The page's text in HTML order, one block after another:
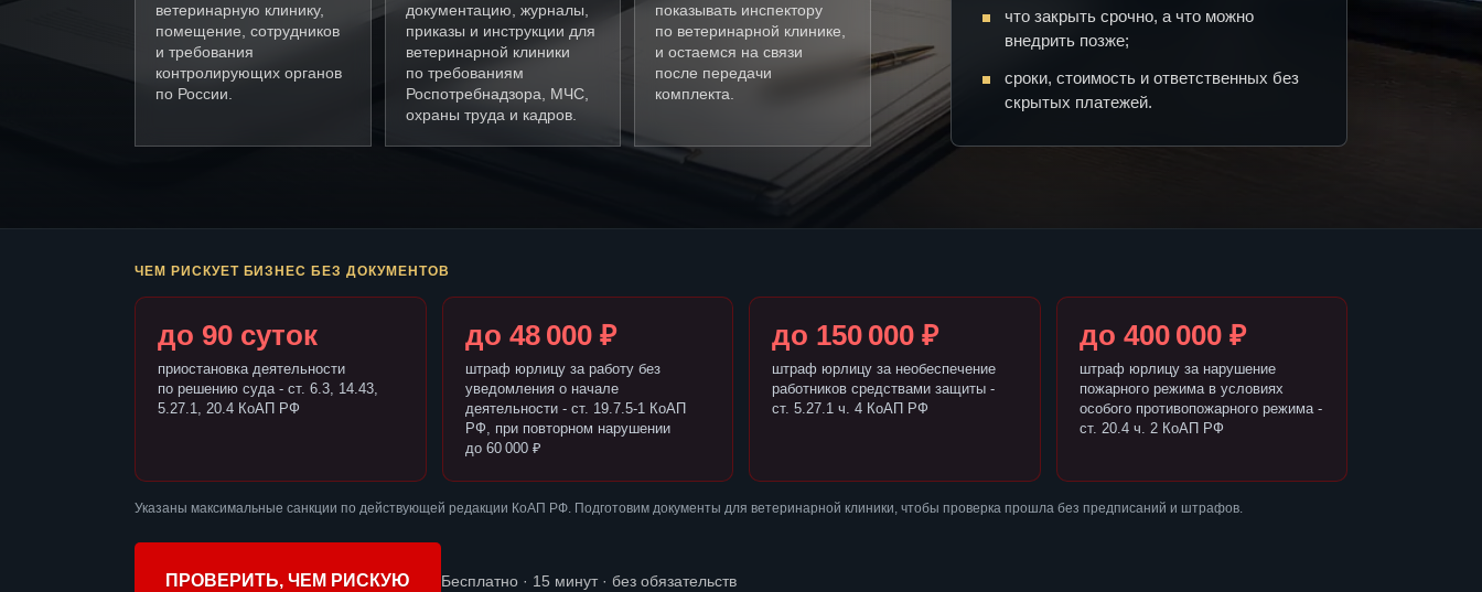
ветеринарную клинику,
помещение, сотрудников
и требования
контролирующих органов
по России.
документацию, журналы,
приказы и инструкции для
ветеринарной клиники
по требованиям
Роспотребнадзора, МЧС,
охраны труда и кадров.
показывать инспектору
по ветеринарной клинике,
и остаемся на связи
после передачи
комплекта.
что закрыть срочно, а что можно
внедрить позже;
сроки, стоимость и ответственных без
скрытых платежей.
ЧЕМ РИСКУЕТ БИЗНЕС БЕЗ ДОКУМЕНТОВ
до 90 суток
приостановка деятельности
по решению суда - ст. 6.3, 14.43,
5.27.1, 20.4 КоАП РФ
до 48 000 ₽
штраф юрлицу за работу без
уведомления о начале
деятельности - ст. 19.7.5-1 КоАП
РФ, при повторном нарушении
до 60 000 ₽
до 150 000 ₽
штраф юрлицу за необеспечение
работников средствами защиты -
ст. 5.27.1 ч. 4 КоАП РФ
до 400 000 ₽
штраф юрлицу за нарушение
пожарного режима в условиях
особого противопожарного режима -
ст. 20.4 ч. 2 КоАП РФ
Указаны максимальные санкции по действующей редакции КоАП РФ. Подготовим документы для ветеринарной клиники, чтобы проверка прошла без предписаний и штрафов.
ПРОВЕРИТЬ, ЧЕМ РИСКУЮ Бесплатно · 15 минут · без обязательств